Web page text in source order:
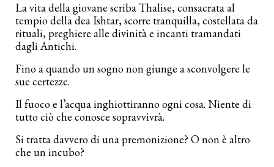
La vita della giovane scriba Thalise, consacrata al
tempio della dea Ishtar, scorre tranquilla, costellata da
rituali, preghiere alle divinità e incanti tramandati
dagli Antichi.
Fino a quando un sogno non giunge a sconvolgere le
sue certezze.
Il fuoco e l’acqua inghiottiranno ogni cosa. Niente di
tutto ciò che conosce sopravvivrà.
Si tratta davvero di una premonizione? O non è altro
che un incubo?